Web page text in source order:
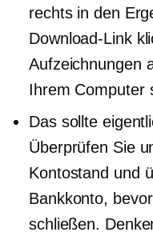
rechts in den
Download-Link
Aufzeichnungen
Ihrem Computer
Das sollte
Überprüfen Sie
Kontostand und
Bankkonto,
schließen.